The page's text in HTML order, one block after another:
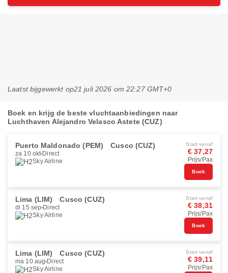
Laatst bijgewerkt op21 juli 2026 om 22:27 GMT+0
Boek en krijg de beste vluchtaanbiedingen naar
Luchthaven Alejandro Velasco Astete (CUZ)
Puerto Maldonado (PEM) Cusco (CUZ)
za 10 okt Direct
Sky Airline
Start vanaf
€ 37,27
Prijs/Pax
Boek
Lima (LIM) Cusco (CUZ)
di 15 sep Direct
Sky Airline
Start vanaf
€ 38,31
Prijs/Pax
Boek
Lima (LIM) Cusco (CUZ)
ma 10 aug Direct
Sky Airline
Start vanaf
€ 39,11
Prijs/Pax